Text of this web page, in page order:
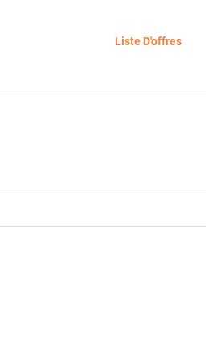
Liste D'offres